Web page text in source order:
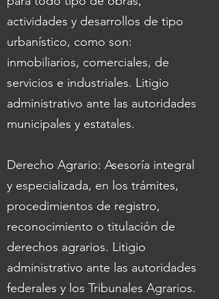
actividades y desarrollos de tipo
urbanístico, como son:
inmobiliarios, comerciales, de
servicios e industriales. Litigio
administrativo ante las autoridades
municipales y estatales.
Derecho Agrario: Asesoría integral
y especializada, en los trámites,
procedimientos de registro,
reconocimiento o titulación de
derechos agrarios. Litigio
administrativo ante las autoridades
federales y los Tribunales Agrarios.